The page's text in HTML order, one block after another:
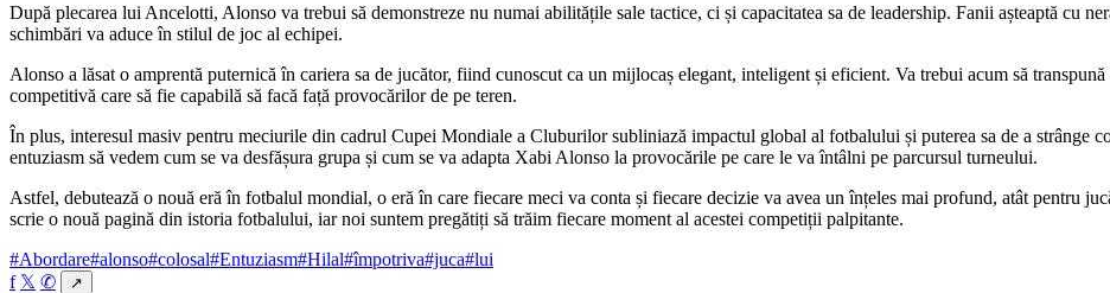
După plecarea lui Ancelotti, Alonso va trebui să demonstreze nu numai abilitățile sale tactice, ci și capacitatea sa de leadership. Fanii așteaptă cu
schimbări va aduce în stilul de joc al echipei.
Alonso a lăsat o amprentă puternică în cariera sa de jucător, fiind cunoscut ca un mijlocaș elegant, inteligent și eficient. Va trebui acum să
competitivă care să fie capabilă să facă față provocărilor de pe teren.
În plus, interesul masiv pentru meciurile din cadrul Cupei Mondiale a Cluburilor subliniază impactul global al fotbalului și puterea sa de a strânge
entuziasm să vedem cum se va desfășura grupa și cum se va adapta Xabi Alonso la provocările pe care le va întâlni pe parcursul turneului.
Astfel, debutează o nouă eră în fotbalul mondial, o eră în care fiecare meci va conta și fiecare decizie va avea un înțeles mai profund, atât pentru
scrie o nouă pagină din istoria fotbalului, iar noi suntem pregătiți să trăim fiecare moment al acestei competiții palpitante.
#Abordare#alonso#colosal#Entuziasm#Hilal#împotriva#juca#lui
f 𝕏 ✆ ↗